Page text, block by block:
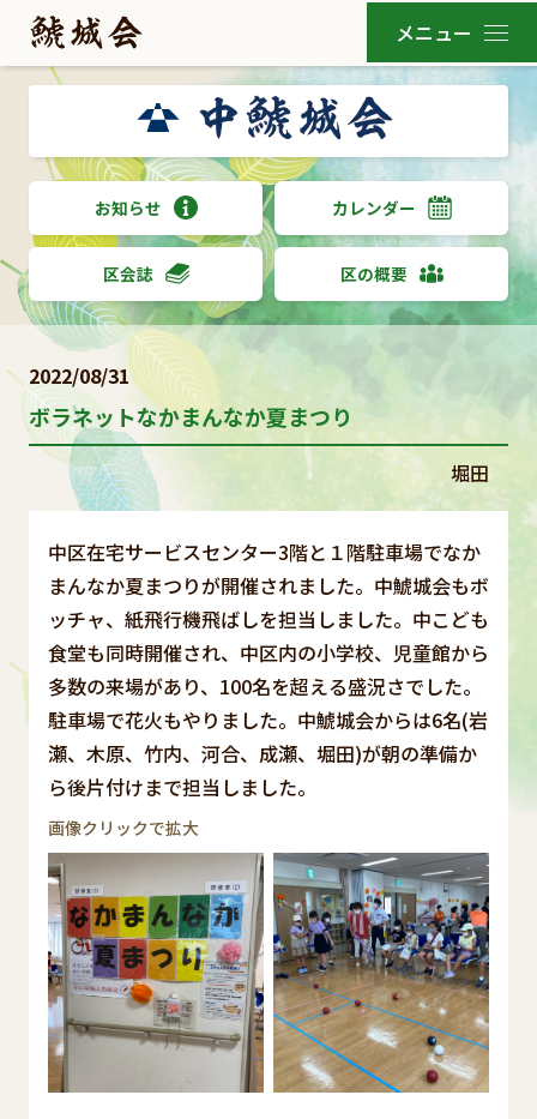
お知らせ カレンダー
区会誌 区の概要
2022/08/31
ボラネットなかまんなか夏まつり
堀田
中区在宅サービスセンター3階と１階駐車場でなか
まんなか夏まつりが開催されました。中鯱城会もボ
ッチャ、紙飛行機飛ばしを担当しました。中こども
食堂も同時開催され、中区内の小学校、児童館から
多数の来場があり、100名を超える盛況さでした。
駐車場で花火もやりました。中鯱城会からは6名(岩
瀬、木原、竹内、河合、成瀬、堀田)が朝の準備か
ら後片付けまで担当しました。
画像クリックで拡大